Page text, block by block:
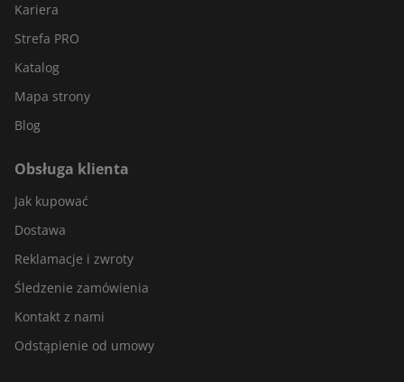
Kariera
Strefa PRO
Katalog
Mapa strony
Blog
Obsługa klienta
Jak kupować
Dostawa
Reklamacje i zwroty
Śledzenie zamówienia
Kontakt z nami
Odstąpienie od umowy